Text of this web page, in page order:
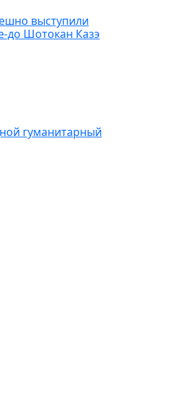
выступили
до Шотокан Казэ
гуманитарный